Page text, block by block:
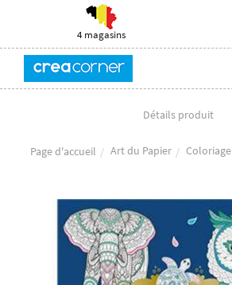
4 magasins
Détails produit
Page d'accueil Art du Papier Coloriage